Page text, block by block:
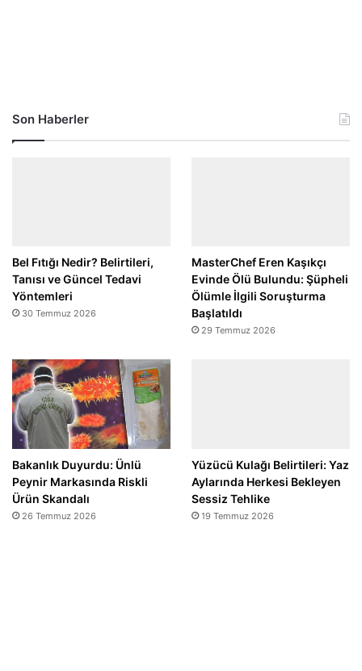
Son Haberler
Bel Fıtığı Nedir? Belirtileri,
Tanısı ve Güncel Tedavi
Yöntemleri
30 Temmuz 2026
MasterChef Eren Kaşıkçı
Evinde Ölü Bulundu: Şüpheli
Ölümle İlgili Soruşturma
Başlatıldı
29 Temmuz 2026
Bakanlık Duyurdu: Ünlü
Peynir Markasında Riskli
Ürün Skandalı
26 Temmuz 2026
Yüzücü Kulağı Belirtileri: Yaz
Aylarında Herkesi Bekleyen
Sessiz Tehlike
19 Temmuz 2026